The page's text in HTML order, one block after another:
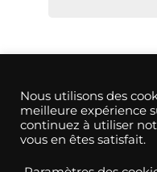
Conditions
Conditions
Nous utilisons des
meilleure expérience
continuez à utiliser
vous en êtes satisfait.